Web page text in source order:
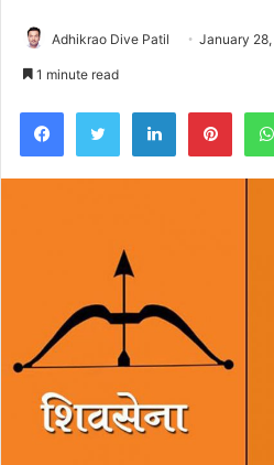
Adhikrao Dive Patil January
1 minute read
Facebook
Twitter